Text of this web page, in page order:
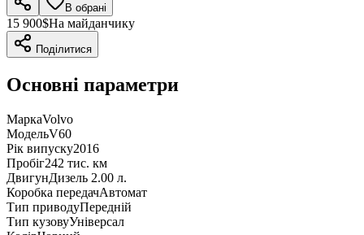
В обрані
15 900$На майданчику
Поділитися
Основні параметри
МаркаVolvo
МодельV60
Рік випуску2016
Пробіг242 тис. км
ДвигунДизель 2.00 л.
Коробка передачАвтомат
Тип приводуПередній
Тип кузовуУніверсал